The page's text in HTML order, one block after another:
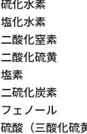
硫化水素
塩化水素
二酸化窒素
二酸化硫黄
塩素
二硫化炭素
フェノール
硫酸（三酸化硫